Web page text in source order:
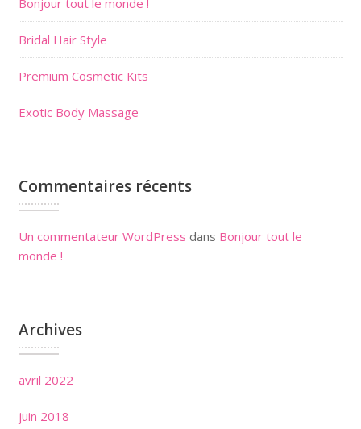
Bonjour tout le monde !
Bridal Hair Style
Premium Cosmetic Kits
Exotic Body Massage
Commentaires récents
Un commentateur WordPress dans Bonjour tout le
monde !
Archives
avril 2022
juin 2018